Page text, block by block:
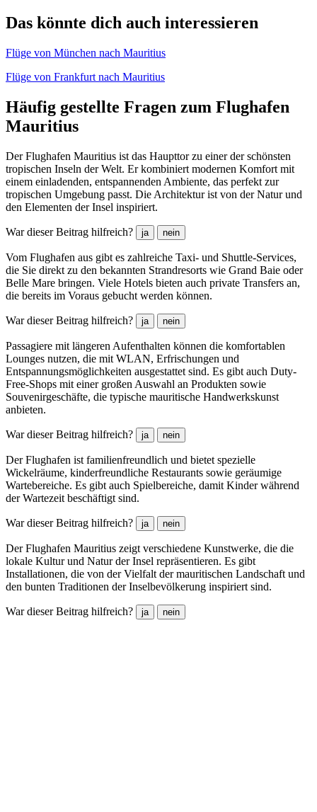
Das könnte dich auch interessieren
Flüge von München nach Mauritius
Flüge von Frankfurt nach Mauritius
Häufig gestellte Fragen zum Flughafen
Mauritius
Der Flughafen Mauritius ist das Haupttor zu einer der schönsten
tropischen Inseln der Welt. Er kombiniert modernen Komfort mit
einem einladenden, entspannenden Ambiente, das perfekt zur
tropischen Umgebung passt. Die Architektur ist von der Natur und
den Elementen der Insel inspiriert.
War dieser Beitrag hilfreich? ja nein
Vom Flughafen aus gibt es zahlreiche Taxi- und Shuttle-Services,
die Sie direkt zu den bekannten Strandresorts wie Grand Baie oder
Belle Mare bringen. Viele Hotels bieten auch private Transfers an,
die bereits im Voraus gebucht werden können.
War dieser Beitrag hilfreich? ja nein
Passagiere mit längeren Aufenthalten können die komfortablen
Lounges nutzen, die mit WLAN, Erfrischungen und
Entspannungsmöglichkeiten ausgestattet sind. Es gibt auch Duty-
Free-Shops mit einer großen Auswahl an Produkten sowie
Souvenirgeschäfte, die typische mauritische Handwerkskunst
anbieten.
War dieser Beitrag hilfreich? ja nein
Der Flughafen ist familienfreundlich und bietet spezielle
Wickelräume, kinderfreundliche Restaurants sowie geräumige
Wartebereiche. Es gibt auch Spielbereiche, damit Kinder während
der Wartezeit beschäftigt sind.
War dieser Beitrag hilfreich? ja nein
Der Flughafen Mauritius zeigt verschiedene Kunstwerke, die die
lokale Kultur und Natur der Insel repräsentieren. Es gibt
Installationen, die von der Vielfalt der mauritischen Landschaft und
den bunten Traditionen der Inselbevölkerung inspiriert sind.
War dieser Beitrag hilfreich? ja nein